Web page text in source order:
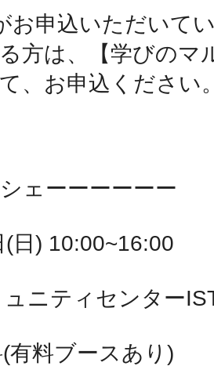
お申込いただいて
方は、【学びのマ
、お申込ください
ェーーーーーー
日) 10:00~16:00
ニティセンター
有料ブースあり)